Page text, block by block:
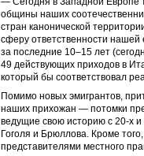
общины наших
стран канонической
сферу ответственности нашей
за последние 10–15 лет
49 действующих приходов в
который бы соответствовал
Помимо новых эмигрантов,
наших прихожан — потомки
ведущие свою историю с 20-х
Гоголя и Брюллова. Кроме
представителями местного